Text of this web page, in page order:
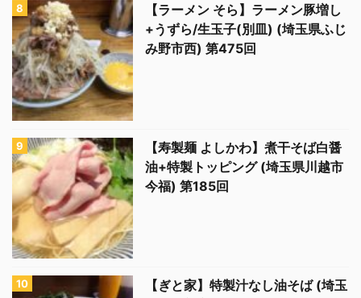
【ラーメン そら】ラーメン豚増し
+うずら/生玉子(別皿) (埼玉県ふじ
み野市西) 第475回
【寿製麺 よしかわ】煮干そば白醤
油+特製トッピング (埼玉県川越市
今福) 第185回
【ぎと家】特製汁なし油そば (埼玉